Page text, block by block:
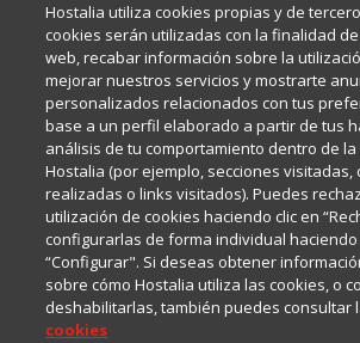
Internet y Tecnología.
Política de privacidad
Política de cookies
Aviso legal
Hostalia utiliza cookies propias y de
cookies serán utilizadas con la finalidad
web, recabar información sobre la
mejorar nuestros servicios y mostrarte
personalizados relacionados con tus
base a un perfil elaborado a partir de tus
análisis de tu comportamiento dentro de la
Hostalia (por ejemplo, secciones visitadas,
realizadas o links visitados). Puedes
utilización de cookies haciendo clic en
configurarlas de forma individual haciendo
“Configurar". Si deseas obtener
sobre cómo Hostalia utiliza las cookies, o
deshabilitarlas, también puedes consultar
cookies